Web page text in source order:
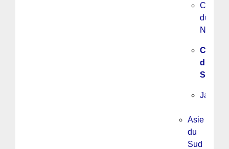
Corée
du
Nord
Corée
du
Sud
Japon
Asie
du
Sud